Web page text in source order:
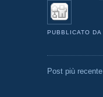
PUBBLICATO DA
Post più recente